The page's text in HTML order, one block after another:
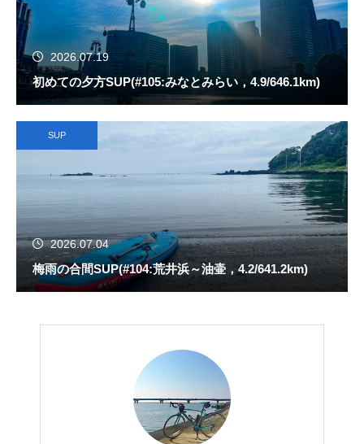
2026.07.19
初めての夕方SUP(#105:みなとみらい，4.9/646.1km)
SUP
2026.07.04
梅雨の合間SUP(#104:荒井浜～油壷，4.2/641.2km)